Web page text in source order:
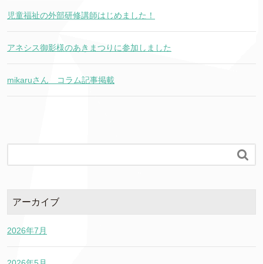
児童福祉の外部研修講師はじめました！
アネシス御影様のあきまつりに参加しました
mikaruさん コラム記事掲載

アーカイブ
2026年7月